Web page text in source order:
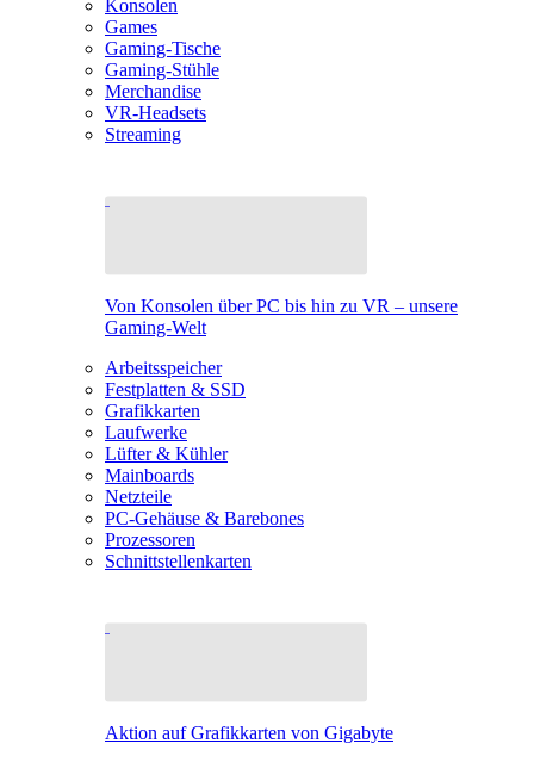
Konsolen
Games
Gaming-Tische
Gaming-Stühle
Merchandise
VR-Headsets
Streaming
Von Konsolen über PC bis hin zu VR – unsere
Gaming-Welt
Arbeitsspeicher
Festplatten & SSD
Grafikkarten
Laufwerke
Lüfter & Kühler
Mainboards
Netzteile
PC-Gehäuse & Barebones
Prozessoren
Schnittstellenkarten
Aktion auf Grafikkarten von Gigabyte